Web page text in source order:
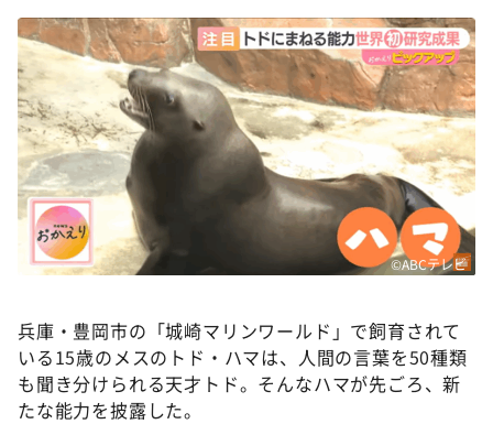
©ABCテレビ
兵庫・豊岡市の「城崎マリンワールド」で飼育されて
いる15歳のメスのトド・ハマは、人間の言葉を50種類
も聞き分けられる天才トド。そんなハマが先ごろ、新
たな能力を披露した。